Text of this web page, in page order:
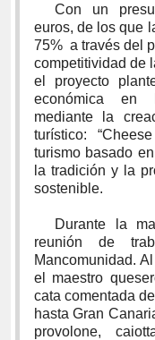
Con un
euros, de los que
75% a través del
competitividad de
el proyecto
económica en
mediante la
turístico:
turismo basado
la tradición y la
sostenible.
Durante la
reunión de
Mancomunidad.
el maestro
cata comentada
hasta Gran
provolone,